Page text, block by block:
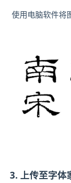
使用电脑软件将
3. 上传至字体